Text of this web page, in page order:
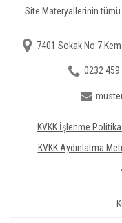
Site Materyallerinin tümü
7401 Sokak No:7
0232 459
KVKK İşlenme
KVKK Aydınlatma